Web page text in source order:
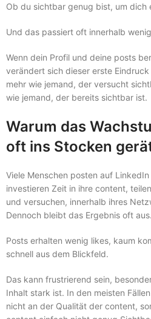
Ob du sichtbar genug bist, um dich
Und das passiert oft innerhalb
Wenn dein Profil und deine posts
verändert sich dieser erste
mehr wie jemand, der versucht
wie jemand, der bereits sichtbar ist.
Warum das
oft ins Stocken
Viele Menschen posten auf
investieren Zeit in ihre content,
und versuchen, innerhalb ihres
Dennoch bleibt das Ergebnis oft aus.
Posts erhalten wenig likes, kaum
schnell aus dem Blickfeld.
Das kann frustrierend sein,
Inhalt stark ist. In den meisten
nicht an der Qualität der content,